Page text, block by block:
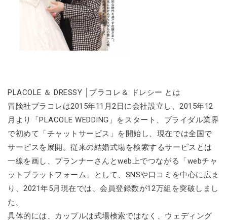
PLACOLE ＆ DRESSY │プラコレ＆ ドレシー とは
冒険社プラコレは2015年11月2日に会社設立し、2015年12
月より「PLACOLE WEDDING」をスタート、ブライダル業界
で初めて「チャットサービス」を開始し、現在では全国で
サービスを展開。従来の結婚式場を検索するサービスとは
一線を画し、プランナーさんとweb上でつながる「webチャ
ットプラットフォーム」として、SNSや口コミを中心に広ま
り、2021年5月現在では、会員登録数が12万組を突破しまし
た。
具体的には、カップルは式場検索ではなく、ウェディング